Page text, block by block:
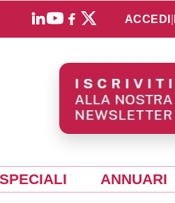
ACCEDI
SPECIALI ANNUARI